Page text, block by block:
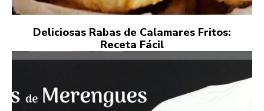
Deliciosas Rabas de Calamares Fritos:
Receta Fácil